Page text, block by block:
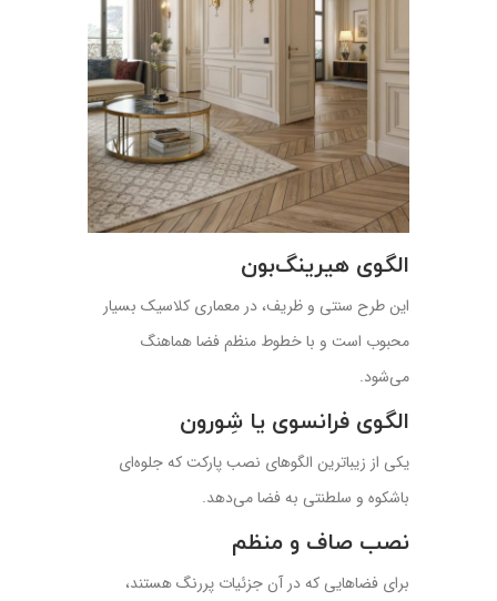
الگوی هیرینگ‌بون
این طرح سنتی و ظریف، در معماری کلاسیک بسیار
محبوب است و با خطوط منظم فضا هماهنگ
می‌شود.
الگوی فرانسوی یا شِورون
یکی از زیباترین الگوهای نصب پارکت که جلوه‌ای
باشکوه و سلطنتی به فضا می‌دهد.
نصب صاف و منظم
برای فضاهایی که در آن جزئیات پررنگ هستند،